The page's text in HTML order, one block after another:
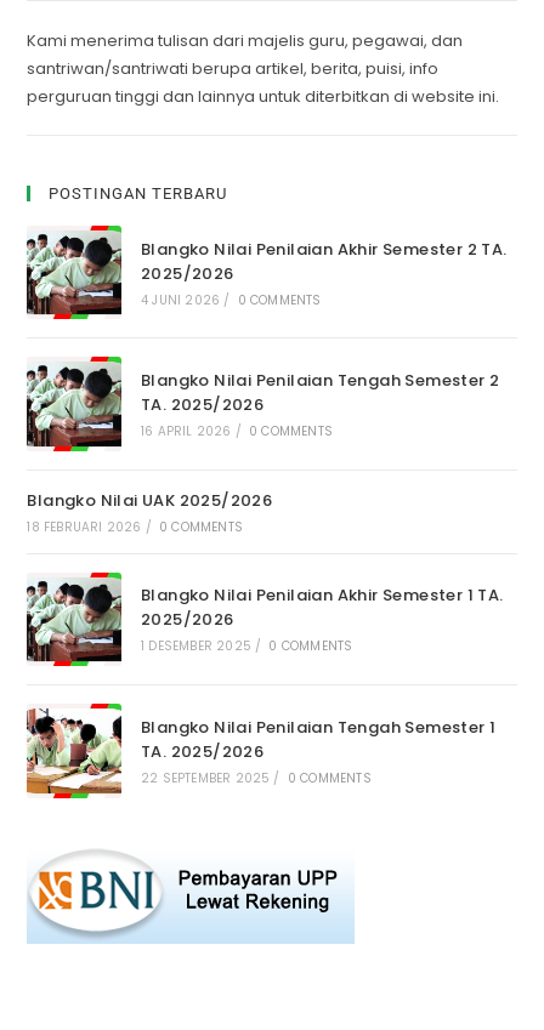
Kami menerima tulisan dari majelis guru, pegawai, dan
santriwan/santriwati berupa artikel, berita, puisi, info
perguruan tinggi dan lainnya untuk diterbitkan di website ini.
POSTINGAN TERBARU
Blangko Nilai Penilaian Akhir Semester 2 TA.
2025/2026
4 JUNI 2026 / 0 COMMENTS
Blangko Nilai Penilaian Tengah Semester 2
TA. 2025/2026
16 APRIL 2026 / 0 COMMENTS
Blangko Nilai UAK 2025/2026
18 FEBRUARI 2026 / 0 COMMENTS
Blangko Nilai Penilaian Akhir Semester 1 TA.
2025/2026
1 DESEMBER 2025 / 0 COMMENTS
Blangko Nilai Penilaian Tengah Semester 1
TA. 2025/2026
22 SEPTEMBER 2025 / 0 COMMENTS